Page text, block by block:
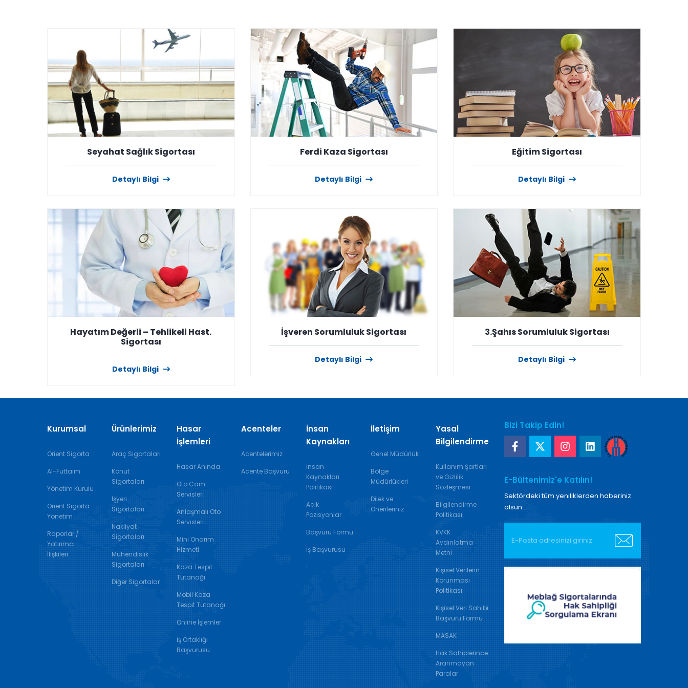
Seyahat Sağlık Sigortası
Detaylı Bilgi
Ferdi Kaza Sigortası
Detaylı Bilgi
Eğitim Sigortası
Detaylı Bilgi
Hayatım Değerli – Tehlikeli Hast.
Sigortası
Detaylı Bilgi
İşveren Sorumluluk Sigortası
Detaylı Bilgi
3.Şahıs Sorumluluk Sigortası
Detaylı Bilgi
Kurumsal
Orient Sigorta
Al-Futtaim
Yönetim Kurulu
Orient Sigorta
Yönetim
Raporlar /
Yatırımcı
İlişkileri
Ürünlerimiz
Araç Sigortaları
Konut
Sigortaları
İşyeri
Sigortaları
Nakliyat
Sigortaları
Mühendislik
Sigortaları
Diğer Sigortalar
Hasar
İşlemleri
Hasar Anında
Oto Cam
Servisleri
Anlaşmalı Oto
Servisleri
Mini Onarım
Hizmeti
Kaza Tespit
Tutanağı
Mobil Kaza
Tespit Tutanağı
Online İşlemler
İş Ortaklığı
Başvurusu
Acenteler
Acentelerimiz
Acente Başvuru
İnsan
Kaynakları
İnsan
Kaynakları
Politikası
Açık
Pozisyonlar
Başvuru Formu
İş Başvurusu
İletişim
Genel Müdürlük
Bölge
Müdürlükleri
Dilek ve
Önerileriniz
Yasal
Bilgilendirme
Kullanım Şartları
ve Gizlilik
Sözleşmesi
Bilgilendirme
Politikası
KVKK
Aydınlatma
Metni
Kişisel Verilerin
Korunması
Politikası
Kişisel Veri Sahibi
Başvuru Formu
MASAK
Hak Sahiplerince
Aranmayan
Paralar
Bizi Takip Edin!
E-Bültenimiz'e Katılın!
Sektördeki tüm yeniliklerden haberiniz
olsun...